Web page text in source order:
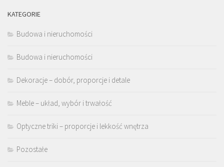
KATEGORIE
Budowa i nieruchomości
Budowa i nieruchomości
Dekoracje – dobór, proporcje i detale
Meble – układ, wybór i trwałość
Optyczne triki – proporcje i lekkość wnętrza
Pozostałe